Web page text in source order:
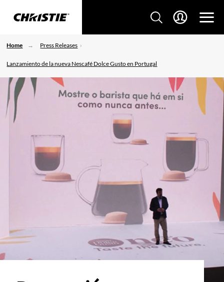
Home Press Releases
Lanzamiento de la nueva Nescafé Dolce Gusto en Portugal